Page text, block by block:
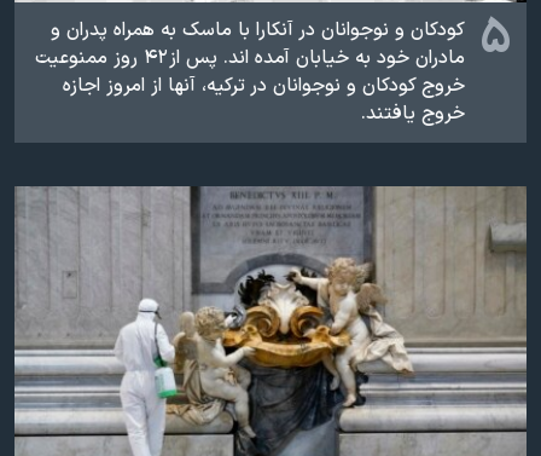
۵ کودکان و نوجوانان در آنکارا با ماسک به همراه پدران و
مادران خود به خیابان آمده اند. پس از ۴۲ روز ممنوعیت
خروج کودکان و نوجوانان در ترکیه، آنها از امروز اجازه
خروج یافتند.